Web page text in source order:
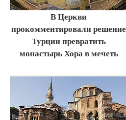
В Церкви
прокомментировали решение
Турции превратить
монастырь Хора в мечеть